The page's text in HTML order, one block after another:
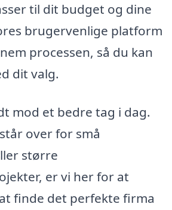
til dit budget og dine
brugervenlige platform
processen, så du kan
dit valg.
mod et bedre tag i dag.
over for små
større
er vi her for at
finde det perfekte firma